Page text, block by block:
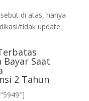
di atas, hanya
tidak update.
Bayar Saat
2 Tahun